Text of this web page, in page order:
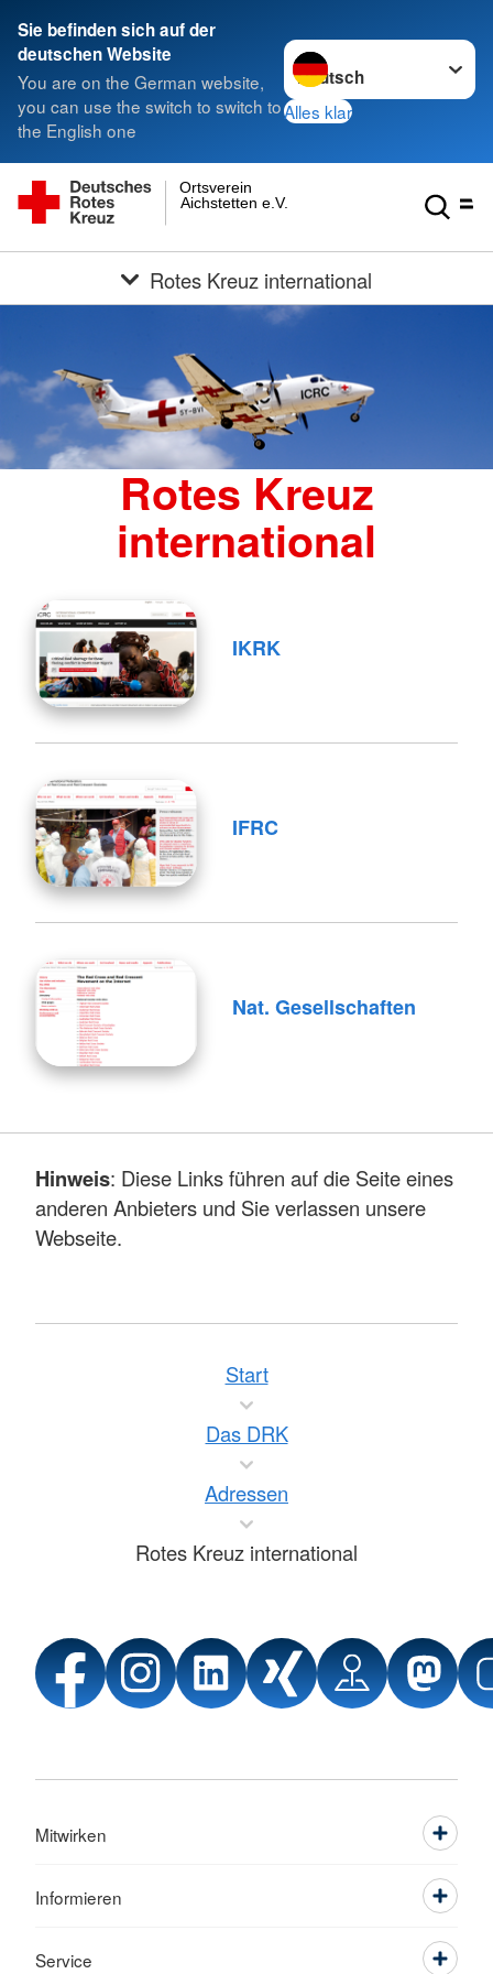
Sie befinden sich auf der
deutschen Website
You are on the German website,
you can use the switch to switch to
the English one
Sprache wechseln zu
Alles klar
Aichstetten e.V.
Ortsverein
Rotes Kreuz international
Rotes Kreuz
international
IKRK
IFRC
Nat. Gesellschaften
Hinweis: Diese Links führen auf die Seite eines
anderen Anbieters und Sie verlassen unsere
Webseite.
Start
Das DRK
Adressen
Rotes Kreuz international
Mitwirken
Informieren
Service